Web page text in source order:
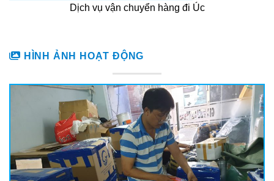
Dịch vụ vận chuyển hàng đi Úc
HÌNH ẢNH HOẠT ĐỘNG